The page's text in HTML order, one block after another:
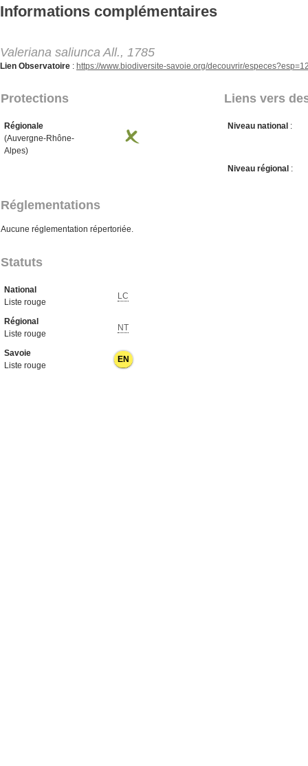
Aller au contenu principal
Informations complémentaires
Valeriana saliunca All., 1785
Lien Observatoire : https://www.biodiversite-savoie.org/decouvrir/
Protections Liens vers
Régionale
(Auvergne-Rhône-
Alpes)
Niveau national :
Niveau régional :
Réglementations
Aucune réglementation répertoriée.
Statuts
National
Liste rouge
LC
Régional
Liste rouge
NT
Savoie
Liste rouge
EN